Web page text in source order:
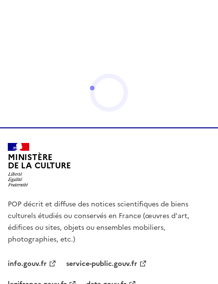
MINISTÈRE
DE LA CULTURE
POP décrit et diffuse des notices scientifiques de biens
culturels étudiés ou conservés en France (œuvres d'art,
édifices ou sites, objets ou ensembles mobiliers,
photographies, etc.)
info.gouv.fr
service-public.gouv.fr